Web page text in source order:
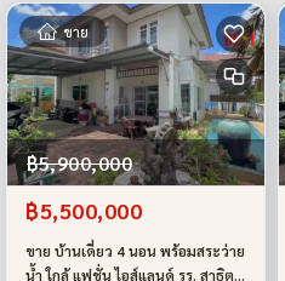
ขาย
฿5,900,000
฿5,500,000
ขาย บ้านเดี่ยว 4 นอน พร้อมสระว่าย
น้ำ ใกล้ แฟชั่น ไอส์แลนด์ รร. สาธิต